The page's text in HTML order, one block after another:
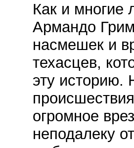
Как и многие
Армандо
насмешек и
техасцев,
эту историю.
огромное
неподалеку